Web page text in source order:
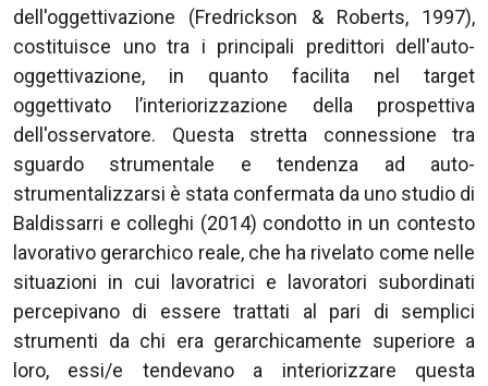
dell'oggettivazione (Fredrickson & Roberts, 1997),
costituisce uno tra i principali predittori dell'auto-
oggettivazione, in quanto facilita nel target
oggettivato l’interiorizzazione della prospettiva
dell'osservatore. Questa stretta connessione tra
sguardo strumentale e tendenza ad auto-
strumentalizzarsi è stata confermata da uno studio di
Baldissarri e colleghi (2014) condotto in un contesto
lavorativo gerarchico reale, che ha rivelato come nelle
situazioni in cui lavoratrici e lavoratori subordinati
percepivano di essere trattati al pari di semplici
strumenti da chi era gerarchicamente superiore a
loro, essi/e tendevano a interiorizzare questa